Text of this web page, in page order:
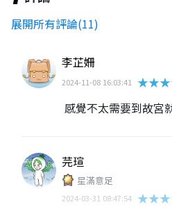
展開所有評論(11)
李芷姍
2024-11-08 16:03:41
感覺不太需要到故宮
芫瑄
星滿意足
2024-03-31 08:47:54